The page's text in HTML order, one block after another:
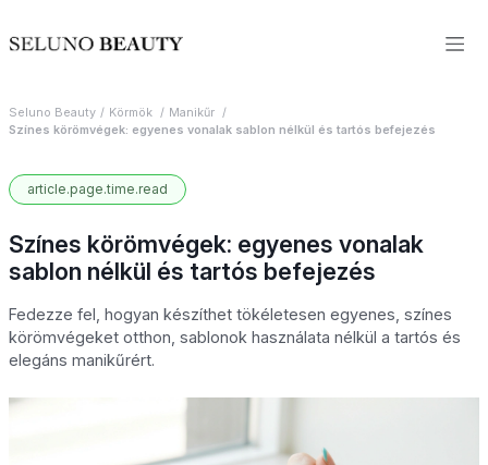
Seluno Beauty Körmök
Manikűr
Színes körömvégek: egyenes vonalak sablon nélkül és tartós befejezés
article.page.time.read
Színes körömvégek: egyenes vonalak
sablon nélkül és tartós befejezés
Fedezze fel, hogyan készíthet tökéletesen egyenes, színes
körömvégeket otthon, sablonok használata nélkül a tartós és
elegáns manikűrért.